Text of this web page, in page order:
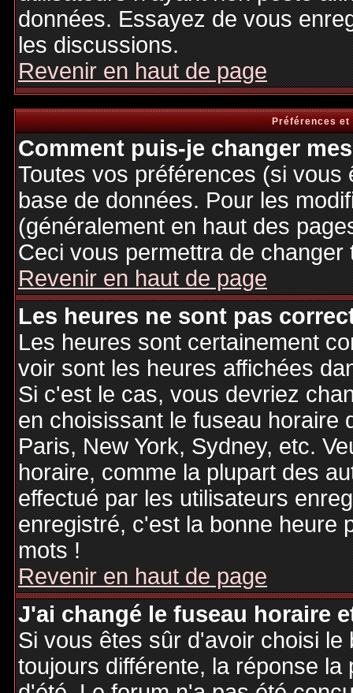
données. Essayez de vous
les discussions.
Revenir en haut de page
Préférences
Comment puis-je changer
Toutes vos préférences (si
base de données. Pour les
(généralement en haut des
Ceci vous permettra de
Revenir en haut de page
Les heures ne sont pas
Les heures sont certainement
voir sont les heures affichées
Si c'est le cas, vous devriez
en choisissant le fuseau horaire
Paris, New York, Sydney, etc.
horaire, comme la plupart des
effectué par les utilisateurs
enregistré, c'est la bonne heure
mots !
Revenir en haut de page
J'ai changé le fuseau horaire
Si vous êtes sûr d'avoir choisi
toujours différente, la réponse